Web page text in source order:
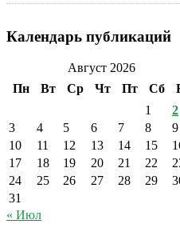
Календарь публикаций
Август 2026
Пн
Вт Ср Чт Пт Сб
1
2
3
4 5 6 7 8
9
10
11 12 13 14 15
17
18 19 20 21 22
24
25 26 27 28 29
31
« Июл